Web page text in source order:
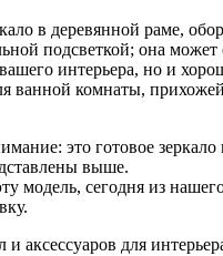
в деревянной раме,
подсветкой; она может
интерьера, но и
ванной комнаты,
это готовое зеркало
выше.
модель, сегодня из
и аксессуаров для